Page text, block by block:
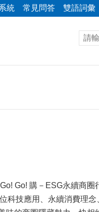
統 常見問答 雙語詞彙
Go! 購－ESG永續商圈
科技應用、永續消費理